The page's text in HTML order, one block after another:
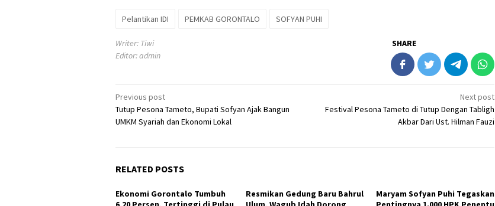
Pelantikan IDI PEMKAB GORONTALO SOFYAN PUHI
Writer: Tiwi
Editor: admin
SHARE
Post
navigation
Previous post
Tutup Pesona Tameto, Bupati Sofyan Ajak Bangun
UMKM Syariah dan Ekonomi Lokal
Next post
Festival Pesona Tameto di Tutup Dengan Tabligh
Akbar Dari Ust. Hilman Fauzi
RELATED POSTS
Ekonomi Gorontalo Tumbuh
Resmikan Gedung Baru Bahrul
Maryam Sofyan Puhi Tegaskan